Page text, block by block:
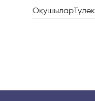
Оқушылар